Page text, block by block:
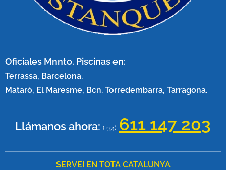
Oficiales Mnnto. Piscinas en:
Terrassa, Barcelona.
Mataró, El Maresme, Bcn. Torredembarra, Tarragona.
Llámanos ahora: (+34) 611 147 203
SERVEI EN TOTA CATALUNYA